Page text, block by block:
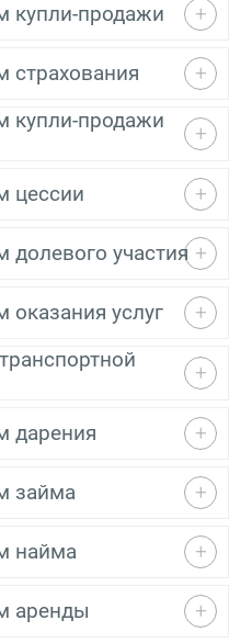
купли-продажи
страхования
купли-продажи
цессии
участия
услуг
дарения
займа
найма
аренды